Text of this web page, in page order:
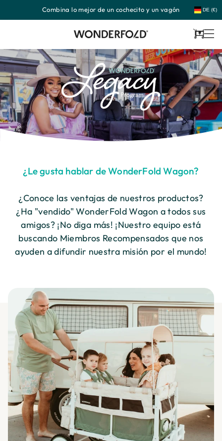
directamente
Combina lo mejor de un cochecito y un vagón DE (€)
¿Le gusta hablar de WonderFold Wagon?
¿Conoce las ventajas de nuestros productos?
¿Ha "vendido" WonderFold Wagon a todos sus
amigos? ¡No diga más! ¡Nuestro equipo está
buscando Miembros Recompensados que nos
ayuden a difundir nuestra misión por el mundo!